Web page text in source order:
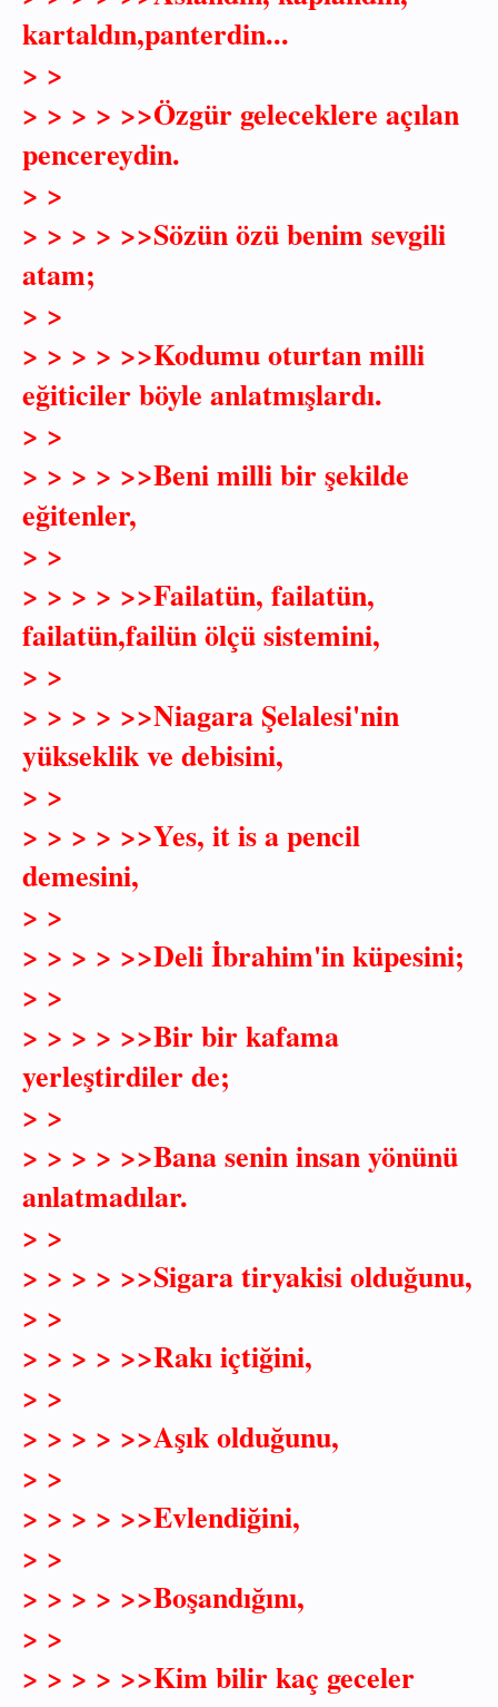
kartaldın,panterdin...
> >
> > > > >>Özgür geleceklere açılan
pencereydin.
> >
> > > > >>Sözün özü benim sevgili
atam;
> >
> > > > >>Kodumu oturtan milli
eğiticiler böyle anlatmışlardı.
> >
> > > > >>Beni milli bir şekilde
eğitenler,
> >
> > > > >>Failatün, failatün,
failatün,failün ölçü sistemini,
> >
> > > > >>Niagara Şelalesi'nin
yükseklik ve debisini,
> >
> > > > >>Yes, it is a pencil
demesini,
> >
> > > > >>Deli İbrahim'in küpesini;
> >
> > > > >>Bir bir kafama
yerleştirdiler de;
> >
> > > > >>Bana senin insan yönünü
anlatmadılar.
> >
> > > > >>Sigara tiryakisi olduğunu,
> >
> > > > >>Rakı içtiğini,
> >
> > > > >>Aşık olduğunu,
> >
> > > > >>Evlendiğini,
> >
> > > > >>Boşandığını,
> >
> > > > >>Kim bilir kaç geceler